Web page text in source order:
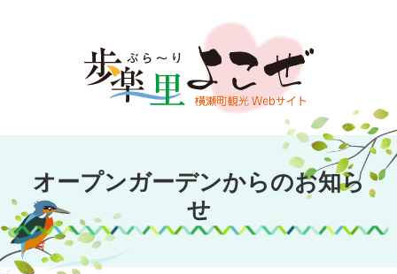
文
キ
プ
オープンガーデン
横瀬
オープンガーデンからのお知ら
せ